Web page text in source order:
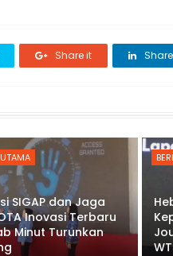
Share it
SIGAP dan Jaga
Inovasi Terbaru
Minut Turunkan